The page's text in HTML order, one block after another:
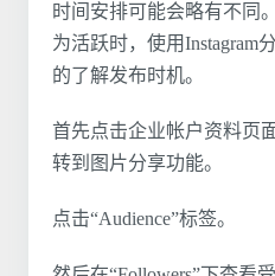
时间安排可能会略有不同
为活跃时，使用Instagram
的了解发布时机。
首先点击企业帐户资料页
转到图片分享功能。
点击“Audience”标签。